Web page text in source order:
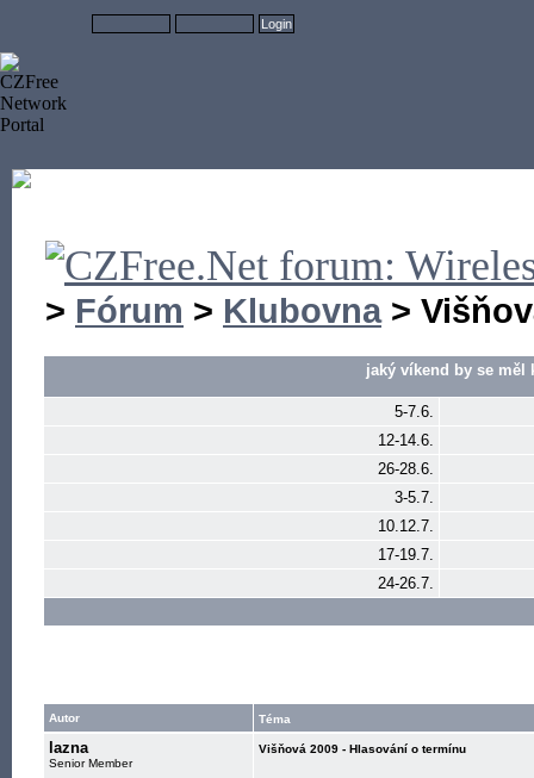
> Fórum > Klubovna>
jaký víkend by se měl
5-7.6.
12-14.6.
26-28.6.
3-5.7.
10.12.7.
17-19.7.
24-26.7.
Autor Téma
lazna
Senior Member
Višňová 2009 - Hlasování o termínu